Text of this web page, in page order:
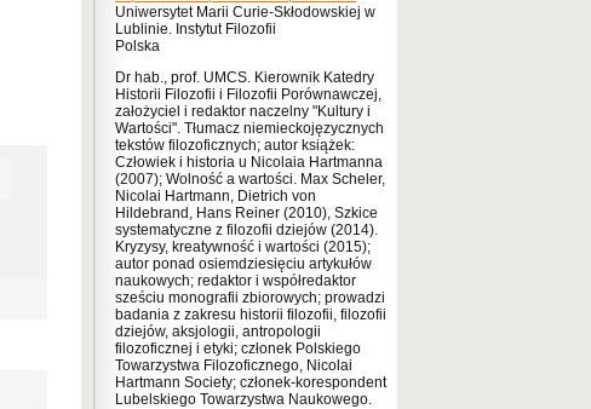
Uniwersytet Marii Curie-Skłodowskiej w
Lublinie. Instytut Filozofii
Polska
Dr hab., prof. UMCS. Kierownik Katedry
Historii Filozofii i Filozofii Porównawczej,
założyciel i redaktor naczelny "Kultury i
Wartości". Tłumacz niemieckojęzycznych
tekstów filozoficznych; autor książek:
Człowiek i historia u Nicolaia Hartmanna
(2007); Wolność a wartości. Max Scheler,
Nicolai Hartmann, Dietrich von
Hildebrand, Hans Reiner (2010), Szkice
systematyczne z filozofii dziejów (2014).
Kryzysy, kreatywność i wartości (2015);
autor ponad osiemdziesięciu artykułów
naukowych; redaktor i współredaktor
sześciu monografii zbiorowych; prowadzi
badania z zakresu historii filozofii, filozofii
dziejów, aksjologii, antropologii
filozoficznej i etyki; członek Polskiego
Towarzystwa Filozoficznego, Nicolai
Hartmann Society; członek-korespondent
Lubelskiego Towarzystwa Naukowego.